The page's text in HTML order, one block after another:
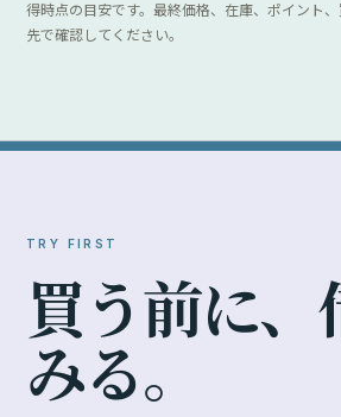
得時点の目安です。最終価格、在庫、ポイント
先で確認してください。
TRY FIRST
買う前に、
みる。